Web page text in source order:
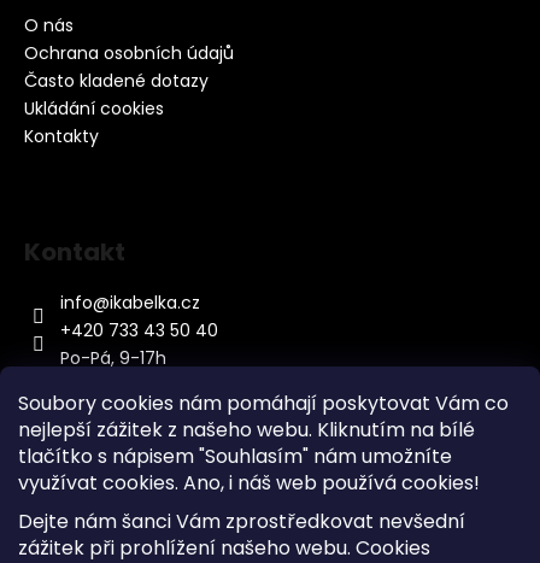
Soubory cookies nám pomáhají poskytovat Vám co
nejlepší zážitek z našeho webu. Kliknutím na bílé
tlačítko s nápisem "Souhlasím" nám umožníte
využívat cookies. Ano, i náš web používá cookies!
Dejte nám šanci Vám zprostředkovat nevšední
zážitek při prohlížení našeho webu. Cookies
O nás
Ochrana osobních údajů
Často kladené dotazy
Ukládání cookies
Kontakty
Kontakt
info@ikabelka.cz
+420 733 43 50 40
Po-Pá, 9-17h
Kontakt
Sitemap